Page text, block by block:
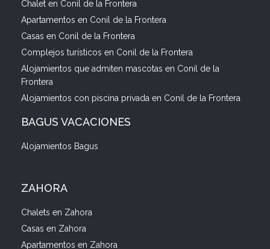
Chalet en Conil de la Frontera
Apartamentos en Conil de la Frontera
Casas en Conil de la Frontera
Complejos turísticos en Conil de la Frontera
Alojamientos que admiten mascotas en Conil de la
Frontera
Alojamientos con piscina privada en Conil de la Frontera
BAGUS VACACIONES
Alojamientos Bagus
ZAHORA
Chalets en Zahora
Casas en Zahora
Apartamentos en Zahora